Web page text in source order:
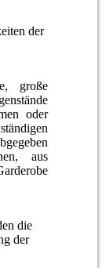
der
große
oder
aus
die
der